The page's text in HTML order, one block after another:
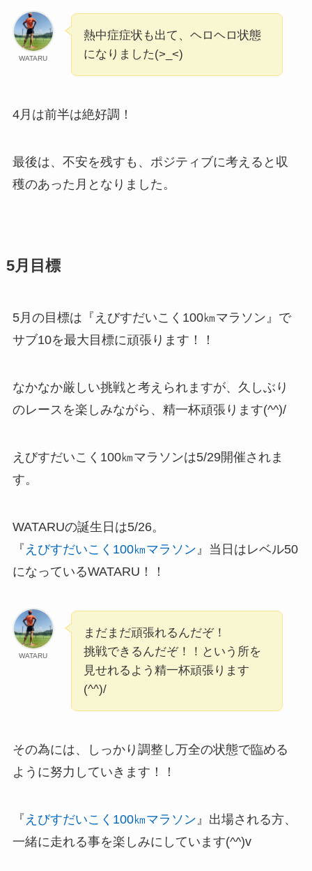
WATARU
熱中症症状も出て、ヘロヘロ状態
になりました(>_<)
4月は前半は絶好調！
最後は、不安を残すも、ポジティブに考えると収
穫のあった月となりました。
5月目標
5月の目標は『えびすだいこく100㎞マラソン』で
サブ10を最大目標に頑張ります！！
なかなか厳しい挑戦と考えられますが、久しぶり
のレースを楽しみながら、精一杯頑張ります(^^)/
えびすだいこく100㎞マラソンは5/29開催されま
す。
WATARUの誕生日は5/26。
『 えびすだいこく100㎞マラソン 』当日はレベル50
になっているWATARU！！
WATARU
まだまだ頑張れるんだぞ！
挑戦できるんだぞ！！という所を
見せれるよう精一杯頑張ります
(^^)/
その為には、しっかり調整し万全の状態で臨める
ように努力していきます！！
『 えびすだいこく100㎞マラソン』出場される方、
一緒に走れる事を楽しみにしています(^^)v